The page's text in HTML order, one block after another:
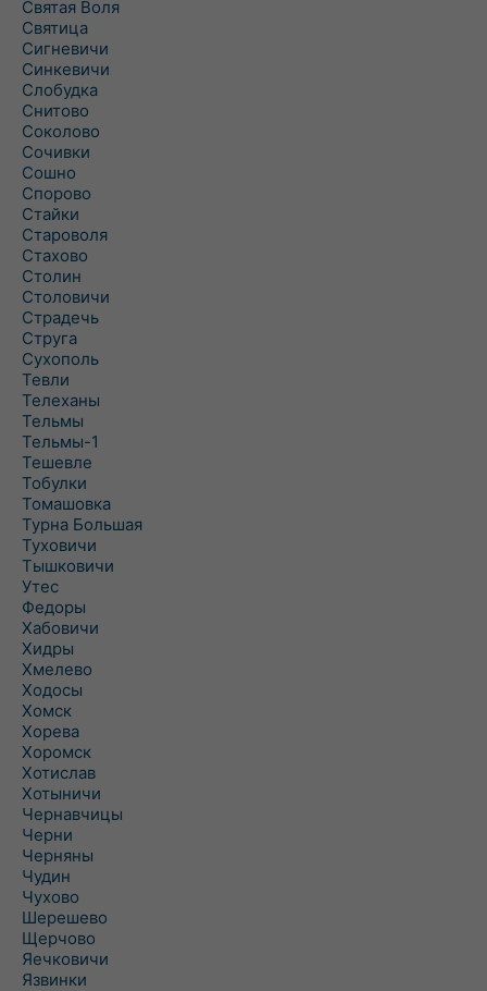
Святая Воля
Святица
Сигневичи
Синкевичи
Слобудка
Снитово
Соколово
Сочивки
Сошно
Спорово
Стайки
Староволя
Стахово
Столин
Столовичи
Страдечь
Струга
Сухополь
Тевли
Телеханы
Тельмы
Тельмы-1
Тешевле
Тобулки
Томашовка
Турна Большая
Туховичи
Тышковичи
Утес
Федоры
Хабовичи
Хидры
Хмелево
Ходосы
Хомск
Хорева
Хоромск
Хотислав
Хотыничи
Чернавчицы
Черни
Черняны
Чудин
Чухово
Шерешево
Щерчово
Яечковичи
Язвинки